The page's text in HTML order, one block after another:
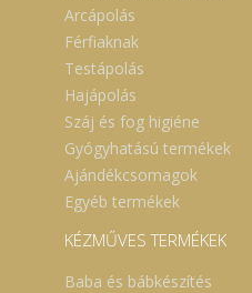
Arcápolás
Férfiaknak
Testápolás
Hajápolás
Száj és fog higiéne
Gyógyhatású termékek
Ajándékcsomagok
Egyéb termékek
KÉZMŰVES TERMÉKEK
Baba és bábkészítés